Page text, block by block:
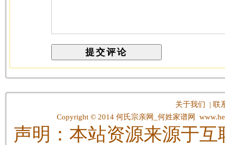
关于我们 |联
Copyright © 2014 何氏宗亲网_何姓家谱网
声明：本站资源来源于